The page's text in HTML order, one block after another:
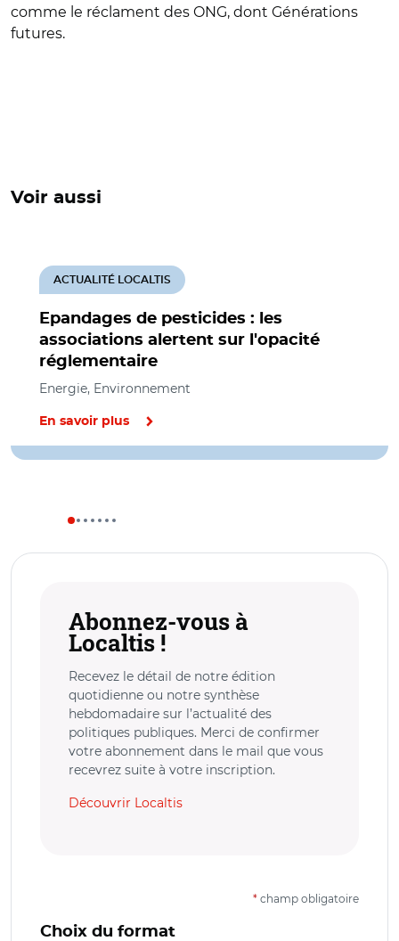
comme le réclament des ONG, dont Générations
futures.
Voir aussi
Epandages de pesticides : les
associations alertent sur l'opacité
réglementaire
ACTUALITÉ LOCALTIS
Energie, Environnement
En savoir plus
Abonnez-vous à
Localtis !
Recevez le détail de notre édition
quotidienne ou notre synthèse
hebdomadaire sur l’actualité des
politiques publiques. Merci de confirmer
votre abonnement dans le mail que vous
recevrez suite à votre inscription.
Découvrir Localtis
* champ obligatoire
Choix du format